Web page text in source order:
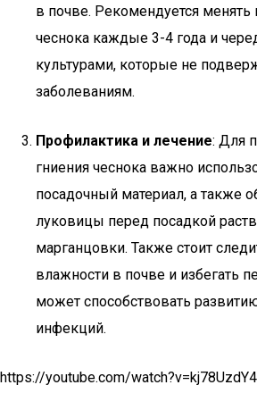
в почве. Рекомендуется менять
чеснока каждые 3-4 года и
культурами, которые не
заболеваниям.
Профилактика и лечение: Для
гниения чеснока важно
посадочный материал, а также
луковицы перед посадкой
марганцовки. Также стоит
влажности в почве и избегать
может способствовать
инфекций.
https://youtube.com/